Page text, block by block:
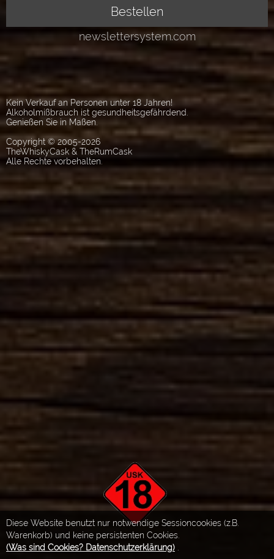
Diese Website benutzt nur notwendige Sessioncookies (z.B.
Warenkorb) und keine persistenten Cookies.
(Was sind Cookies? Datenschutzerklärung)
Kein Verkauf an Personen unter 18 Jahren!
Alkoholmißbrauch ist gesundheitsgefährdend.
Genießen Sie in Maßen.
Copyright © 2005-2026
TheWhiskyCask & TheRumCask
Alle Rechte vorbehalten.